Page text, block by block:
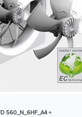
560_N_6HF_A4 +